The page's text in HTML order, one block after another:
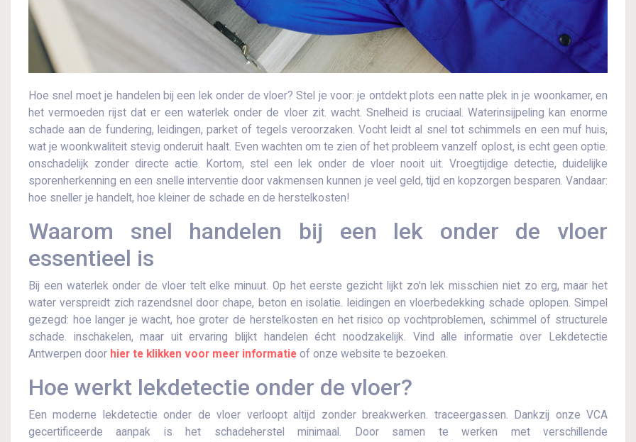
Hoe snel moet je handelen bij een lek onder de vloer? Stel je voor: je ontdekt plots een natte plek in je woonkamer, en
het vermoeden rijst dat er een waterlek onder de vloer zit. wacht. Snelheid is cruciaal. Waterinsijpeling kan enorme
schade aan de fundering, leidingen, parket of tegels veroorzaken. Vocht leidt al snel tot schimmels en een muf huis,
wat je woonkwaliteit stevig onderuit haalt. Even wachten om te zien of het probleem vanzelf oplost, is echt geen optie.
onschadelijk zonder directe actie.​ Kortom, stel een lek onder de vloer nooit uit.​ Vroegtijdige detectie, duidelijke
sporenherkenning en een snelle interventie door vakmensen kunnen je veel geld, tijd en kopzorgen besparen.​ Vandaar:
hoe sneller je handelt, hoe kleiner de schade en de herstelkosten!
Waarom snel handelen bij een lek onder de vloer
essentieel is
Bij een waterlek onder de vloer telt elke minuut. Op het eerste gezicht lijkt zo'n lek misschien niet zo erg, maar het
water verspreidt zich razendsnel door chape, beton en isolatie. leidingen en vloerbedekking schade oplopen. Simpel
gezegd: hoe langer je wacht, hoe groter de herstelkosten en het risico op vochtproblemen, schimmel of structurele
schade. inschakelen, maar uit ervaring blijkt handelen écht noodzakelijk.​ Vind alle informatie over Lekdetectie
Antwerpen door hier te klikken voor meer informatie of onze website te bezoeken.
Hoe werkt lekdetectie onder de vloer?
Een moderne lekdetectie onder de vloer verloopt altijd zonder breakwerken. traceergassen.​ Dankzij onze VCA
gecertificeerde aanpak is het schadeherstel minimaal.​ Door samen te werken met verschillende